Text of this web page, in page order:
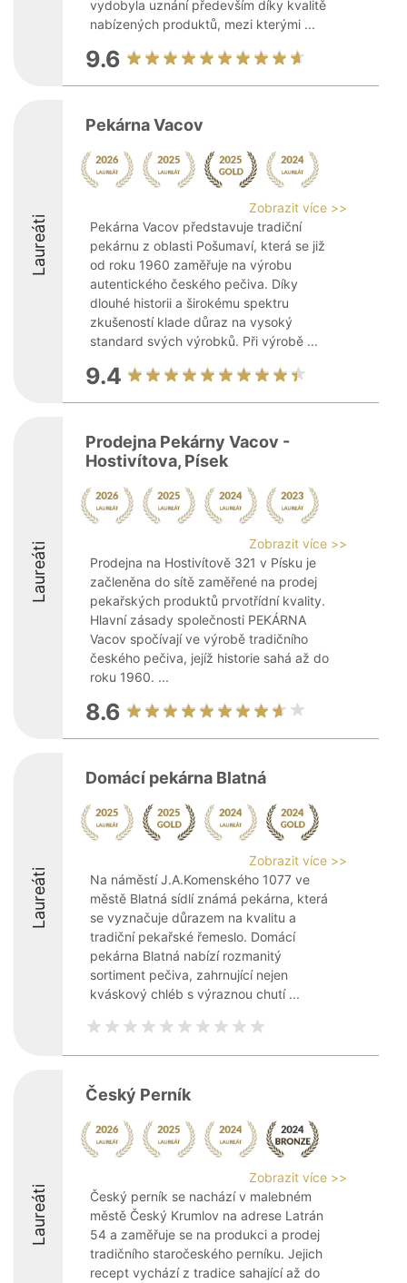
vydobyla uznání především díky kvalitě
nabízených produktů, mezi kterými ...
9.6
Laureáti
Pekárna Vacov
Zobrazit více >>
Pekárna Vacov představuje tradiční
pekárnu z oblasti Pošumaví, která se již
od roku 1960 zaměřuje na výrobu
autentického českého pečiva. Díky
dlouhé historii a širokému spektru
zkušeností klade důraz na vysoký
standard svých výrobků. Při výrobě ...
9.4
Laureáti
Prodejna Pekárny Vacov -
Hostivítova, Písek
Zobrazit více >>
Prodejna na Hostivítově 321 v Písku je
začleněna do sítě zaměřené na prodej
pekařských produktů prvotřídní kvality.
Hlavní zásady společnosti PEKÁRNA
Vacov spočívají ve výrobě tradičního
českého pečiva, jejíž historie sahá až do
roku 1960. ...
8.6
Laureáti
Domácí pekárna Blatná
Zobrazit více >>
Na náměstí J.A.Komenského 1077 ve
městě Blatná sídlí známá pekárna, která
se vyznačuje důrazem na kvalitu a
tradiční pekařské řemeslo. Domácí
pekárna Blatná nabízí rozmanitý
sortiment pečiva, zahrnující nejen
kváskový chléb s výraznou chutí ...
Laureáti
Český Perník
Zobrazit více >>
Český perník se nachází v malebném
městě Český Krumlov na adrese Latrán
54 a zaměřuje se na produkci a prodej
tradičního staročeského perníku. Jejich
recept vychází z tradice sahající až do